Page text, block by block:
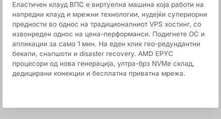
Еластичен клауд ВПС е виртуелна машина која работи на
напредни клауд и мрежни технологии, нудејќи супериорни
предности во однос на традиционалниот VPS хостинг, со
извонреден однос на цена-перформанси. Подигнете ОС и
апликации за само 1 мин. На еден клик гео-редундантни
бекапи, снапшоти и disaster recovery. AMD EPYC
процесори од нова генерација, ултра-брз NVMe склад,
дедицирани конекции и бесплатна приватна мрежа.